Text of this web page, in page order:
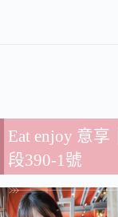
Eat enjoy 意享
段390-1號